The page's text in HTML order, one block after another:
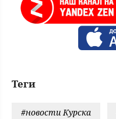
Теги
#новости Курска